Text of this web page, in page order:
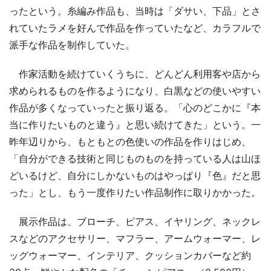
ったという。糸編み作品も、当時は「ダサい、下品」とさ
れていたラメを好んで作品を作っていたなど、カラフルで
派手な作品を制作していた。
作家活動を続けていくうちに、どんどん利用客や店から
求められるものを作るようになり、白黒などの使いやすい
作品が多くなっていったと振り返る。「心のどこかに『本
当に作りたいものと違う』と思い続けてきた」という。一
昨年辺りから、もともとの色使いの作品を作りはじめ、
「自分ができる技術と同じものものを持っている人は山ほ
どいるけど、自分にしかないものはやっぱり『色』だと思
った」とし、もう一度作りたい作品制作に取りかかった。
展示作品は、ブローチ、ピアス、イヤリング、ネックレ
スなどのアクセサリー、マフラー、アームウォーマー、レ
ッグウォーマー、インテリア、クッションカバーなど約